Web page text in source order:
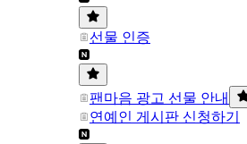
선물 인증
팬마음 광고 선물 안내
연예인 게시판 신청하기